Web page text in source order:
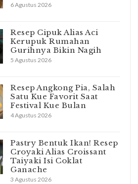
6 Agustus 2026
Resep Cipuk Alias Aci
Kerupuk Rumahan
Gurihnya Bikin Nagih
5 Agustus 2026
Resep Angkong Pia, Salah
Satu Kue Favorit Saat
Festival Kue Bulan
4 Agustus 2026
Pastry Bentuk Ikan! Resep
Croyaki Alias Croissant
Taiyaki Isi Coklat
Ganache
3 Agustus 2026